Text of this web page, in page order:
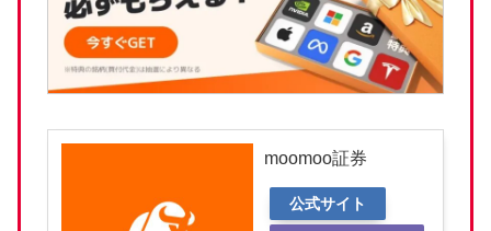
moomoo証券
公式サイト